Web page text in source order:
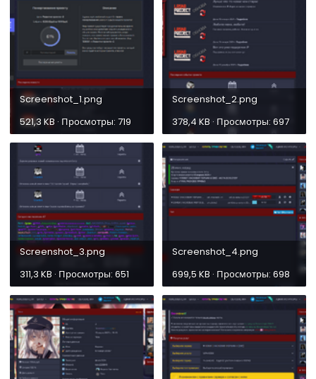
Screenshot_1.png
521,3 KB · Просмотры: 719
Screenshot_2.png
378,4 KB · Просмотры: 697
Screenshot_3.png
311,3 KB · Просмотры: 651
Screenshot_4.png
699,5 KB · Просмотры: 698